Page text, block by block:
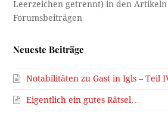
Neueste Beiträge
Notabilitäten zu Gast in Igls – Teil
Eigentlich ein gutes Rätsel…